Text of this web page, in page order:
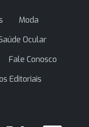
Moda
Ocular
Fale Conosco
Editoriais